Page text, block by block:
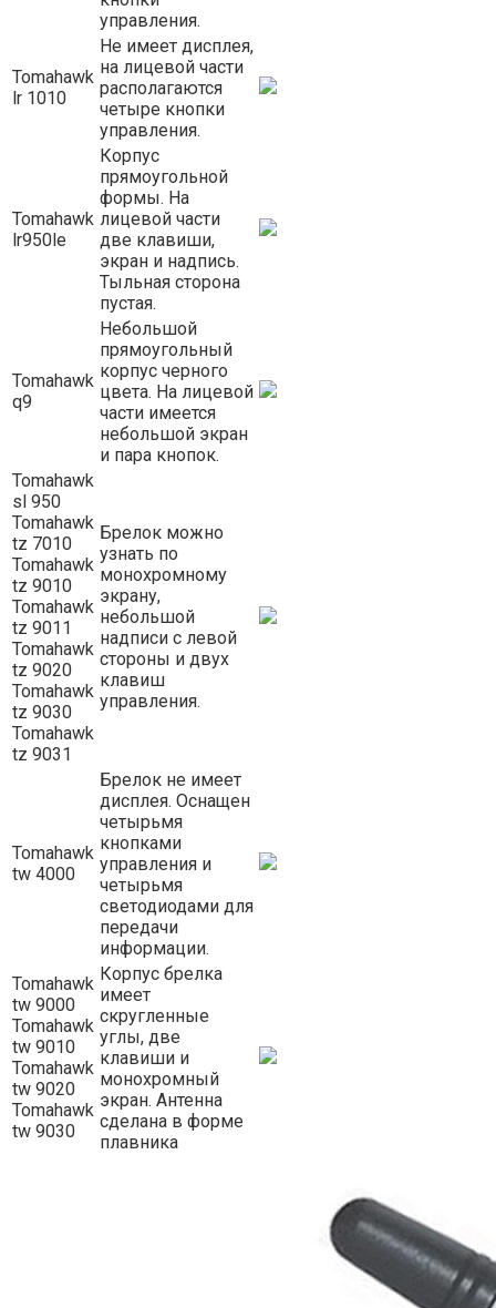
управления.
Tomahawk
lr 1010
Не имеет дисплея,
на лицевой части
располагаются
четыре кнопки
управления.
Tomahawk
lr950le
Корпус
прямоугольной
формы. На
лицевой части
две клавиши,
экран и надпись.
Тыльная сторона
пустая.
Tomahawk
q9
Небольшой
прямоугольный
корпус черного
цвета. На лицевой
части имеется
небольшой экран
и пара кнопок.
Tomahawk
sl 950
Tomahawk
tz 7010
Tomahawk
tz 9010
Tomahawk
tz 9011
Tomahawk
tz 9020
Tomahawk
tz 9030
Tomahawk
tz 9031
Брелок можно
узнать по
монохромному
экрану,
небольшой
надписи с левой
стороны и двух
клавиш
управления.
Tomahawk
tw 4000
Брелок не имеет
дисплея. Оснащен
четырьмя
кнопками
управления и
четырьмя
светодиодами для
передачи
информации.
Tomahawk
tw 9000
Tomahawk
tw 9010
Tomahawk
tw 9020
Tomahawk
tw 9030
Корпус брелка
имеет
скругленные
углы, две
клавиши и
монохромный
экран. Антенна
сделана в форме
плавника